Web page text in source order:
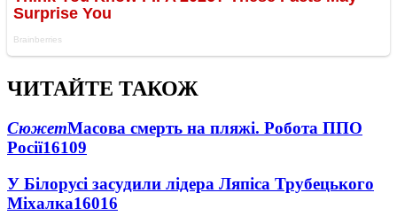
ЧИТАЙТЕ ТАКОЖ
СюжетМасова смерть на пляжі. Робота ППО
Росії16109
У Білорусі засудили лідера Ляпіса Трубецького
Міхалка16016